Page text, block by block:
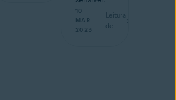
10
MAR
2023
Leitura
de
5